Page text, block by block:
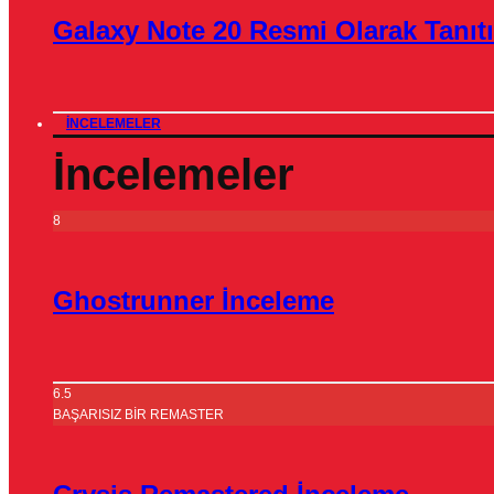
Galaxy Note 20 Resmi Olarak
İNCELEMELER
İncelemeler
8
Ghostrunner İnceleme
6.5
BAŞARISIZ BİR REMASTER